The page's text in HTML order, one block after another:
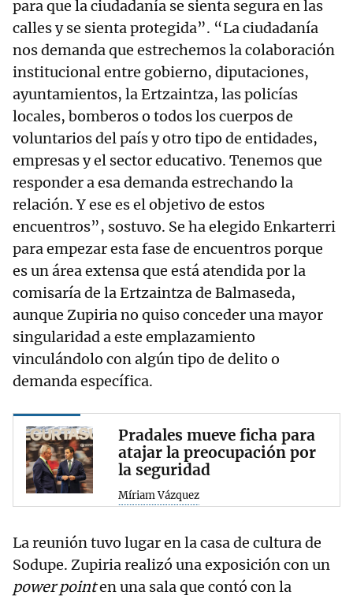
para que la ciudadanía se sienta segura en las
calles y se sienta protegida”. “La ciudadanía
nos demanda que estrechemos la colaboración
institucional entre gobierno, diputaciones,
ayuntamientos, la Ertzaintza, las policías
locales, bomberos o todos los cuerpos de
voluntarios del país y otro tipo de entidades,
empresas y el sector educativo. Tenemos que
responder a esa demanda estrechando la
relación. Y ese es el objetivo de estos
encuentros”, sostuvo. Se ha elegido Enkarterri
para empezar esta fase de encuentros porque
es un área extensa que está atendida por la
comisaría de la Ertzaintza de Balmaseda,
aunque Zupiria no quiso conceder una mayor
singularidad a este emplazamiento
vinculándolo con algún tipo de delito o
demanda específica.
Pradales mueve ficha para
atajar la preocupación por
la seguridad
Míriam Vázquez
La reunión tuvo lugar en la casa de cultura de
Sodupe. Zupiria realizó una exposición con un
power pointen una sala que contó con la